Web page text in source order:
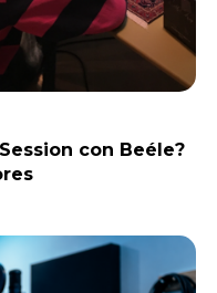
con Beéle?